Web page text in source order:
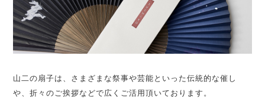
山二の扇子は、さまざまな祭事や芸能といった伝統的な催し
や、折々のご挨拶などで広くご活用頂いております。